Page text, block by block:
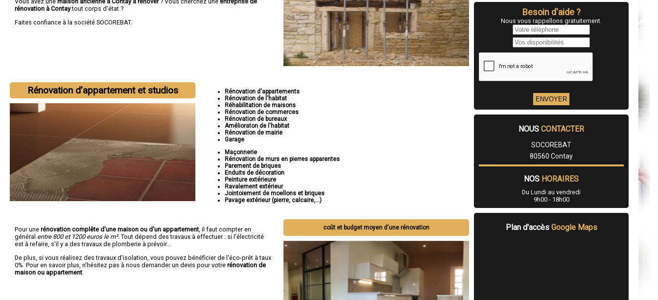
rénovation à Contaytout corps d'état ?
Faites confiance à la société SOCOREBAT.
Rénovation d’appartement et studios
Rénovation d'appartements
Rénovation de l'habitat
Réhabilitation de maisons
Rénovation de commerces
Rénovation de bureaux
Amélioraton de l'habitat
Rénovation de mairie
Garage
Maçonnerie
Rénovation de murs en pierres apparentes
Parement de briques
Enduits de décoration
Peinture extérieure
Ravalement extérieur
Jointoiement de moellons et briques
Pavage extérieur (pierre, calcaire,...)
coût et budget moyen d'une rénovation
Pour une rénovation complête d'une maison ou d'un appartement , il faut compter en
général entre 800 et 1200 euros le m². Tout dépend des travaux à effectuer : si l'électricité
est à refaire, s'il y a des travaux de plomberie à prévoir...
De plus, si vous réalisez des travaux d'isolation, vous pouvez bénéficier de l'éco-prêt à taux
0%. Pour en savoir plus, n'hésitez pas à nous demander un devis pour votre rénovation de
maison ou appartement
Besoin d'aide ?
Nous vous rappellons gratuitement.
NOUS CONTACTER
SOCOREBAT
80560 Contay
NOS HORAIRES
Du Lundi au vendredi
9h00 - 18h00
Plan d'accès Google Maps